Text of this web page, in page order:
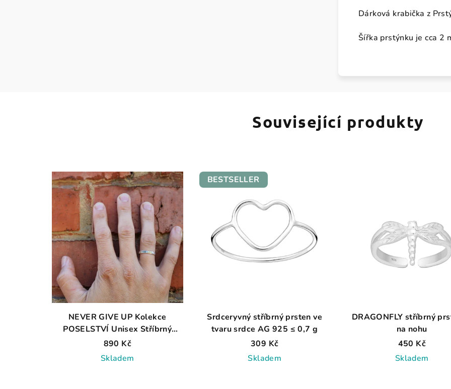
Dárková krabička z
Šířka prstýnku je cca 2
Související produkty
NEVER GIVE UP Kolekce
POSELSTVÍ Unisex Stříbrný
prsten vytrvalosti, naděje 3mm
AG 925 ≤ 2,0 g
890 Kč
Skladem
BESTSELLER
Srdceryvný stříbrný prsten ve
tvaru srdce AG 925 ≤ 0,7 g
309 Kč
Skladem
DRAGONFLY stříbrný
na nohu
450 Kč
Skladem